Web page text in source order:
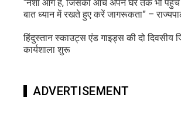
“नशा आग है, जिसकी आंच अपने घर तक भी पहुंच
बात ध्यान में रखते हुए करें जागरूकता” –
हिंदुस्तान स्काउट्स एंड गाइड्स की दो दिवसीय
कार्यशाला शुरू
ADVERTISEMENT